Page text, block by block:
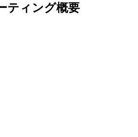
ティング概要